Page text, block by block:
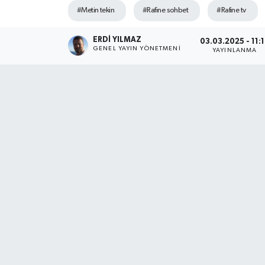
#Metin tekin #Rafine sohbet #Rafine tv
ERDI YILMAZ
GENEL YAYIN YÖNETMENI
03.03.2025 -
YAYINLANMA